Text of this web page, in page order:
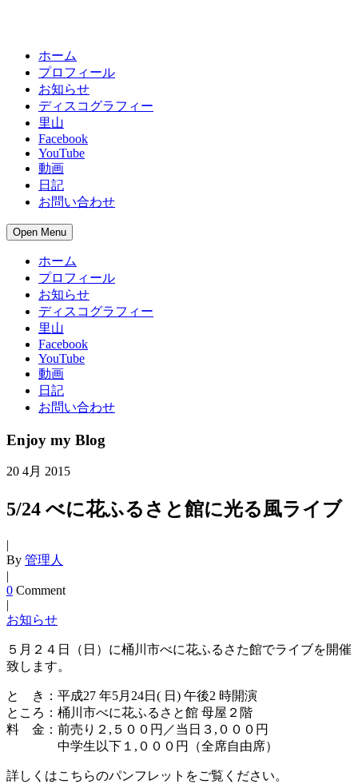
ホーム
プロフィール
お知らせ
ディスコグラフィー
里山
Facebook
YouTube
動画
日記
お問い合わせ
Open Menu
ホーム
プロフィール
お知らせ
ディスコグラフィー
里山
Facebook
YouTube
動画
日記
お問い合わせ
Enjoy my Blog
20 4月 2015
5/24 べに花ふるさと館に光る風ライブ
|
By 管理人
|
0 Comment
|
お知らせ
５月２４日（日）に桶川市べに花ふるさた館でライブを開催
致します。
と き：平成27 年5月24日( 日) 午後2 時開演
ところ：桶川市べに花ふるさと館 母屋２階
料 金：前売り２,５００円／当日３,０００円
中学生以下１,０００円（全席自由席）
詳しくはこちらのパンフレットをご覧ください。